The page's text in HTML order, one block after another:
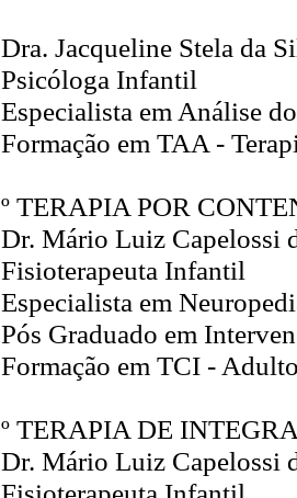
Dra. Jacqueline Stela da
Psicóloga Infantil
Especialista em Análise
Formação em TAA -
º TERAPIA POR
Dr. Mário Luiz Capelossi
Fisioterapeuta Infantil
Especialista em
Pós Graduado em
Formação em TCI -
º TERAPIA DE
Dr. Mário Luiz Capelossi